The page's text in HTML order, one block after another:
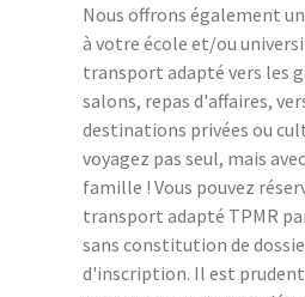
Nous offrons également
à votre école et/ou
transport adapté vers les
salons, repas d'affaires,
destinations privées ou
voyagez pas seul, mais
famille ! Vous pouvez
transport adapté TPMR
sans constitution de
d'inscription. Il est prudent